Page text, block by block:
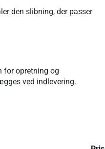
den slibning, der passer
for opretning og
ved indlevering.